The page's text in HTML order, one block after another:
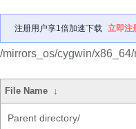
注册用户享1倍加速下载 立即注
/mirrors_os/cygwin/
File Name ↓
Parent directory/